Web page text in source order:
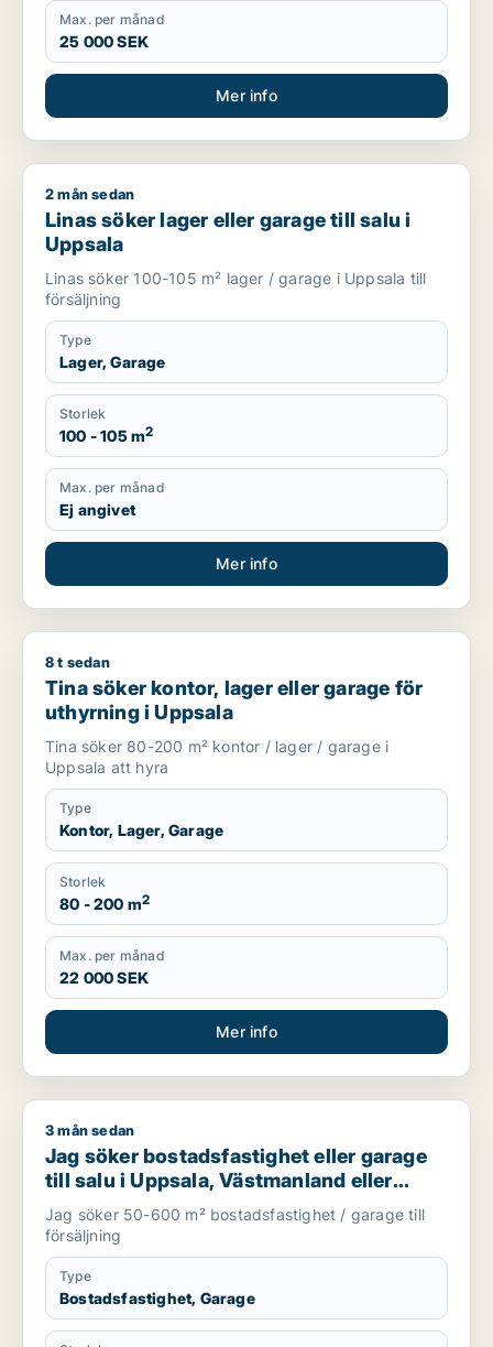
Max. per månad
25 000 SEK
Mer info
Linas söker lager eller garage till salu i Uppsala
2 mån sedan
Linas söker lager eller garage till salu i
Uppsala
Linas söker 100-105 m² lager / garage i Uppsala till
försäljning
Type
Lager, Garage
Storlek
100 - 105 m2
Max. per månad
Ej angivet
Mer info
Tina söker kontor, lager eller garage för uthyrning i Uppsala
8 t sedan
Tina söker kontor, lager eller garage för
uthyrning i Uppsala
Tina söker 80-200 m² kontor / lager / garage i
Uppsala att hyra
Type
Kontor, Lager, Garage
Storlek
80 - 200 m2
Max. per månad
22 000 SEK
Mer info
Jag söker bostadsfastighet eller garage till salu i Uppsala,
3 mån sedan
Jag söker bostadsfastighet eller garage
till salu i Uppsala, Västmanland eller
Gävleborg
Jag söker 50-600 m² bostadsfastighet / garage till
försäljning
Type
Bostadsfastighet, Garage